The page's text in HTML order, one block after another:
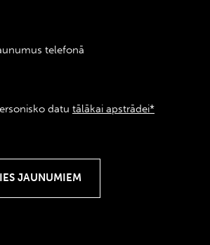
telefonā
datu tālākai apstrādei*